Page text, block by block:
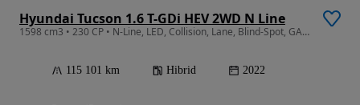
Hyundai Tucson 1.6 T-GDi HEV 2WD N Line
1598 cm3 • 230 CP • N-Line, LED, Collision, Lane, Blind-Spot, GARANTIE/RATE/DEALER AUTO
115 101 km Hibrid 2022